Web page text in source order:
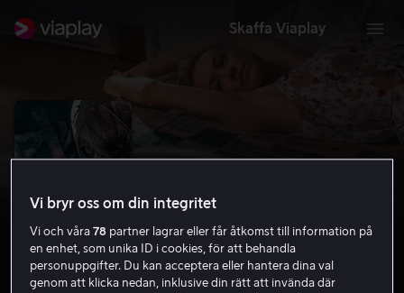
Skaffa Viaplay
Vi bryr oss om din integritet
Vi och våra78 partner lagrar eller får åtkomst till information på
en enhet, som unika ID i cookies, för att behandla
personuppgifter. Du kan acceptera eller hantera dina val
genom att klicka nedan, inklusive din rätt att invända där